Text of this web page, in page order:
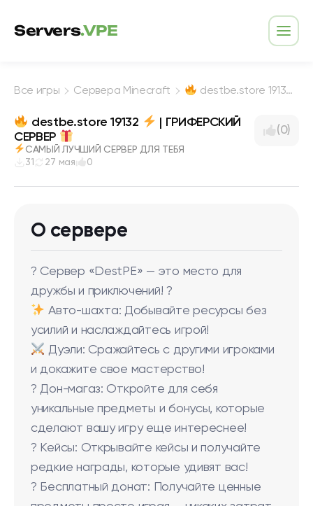
Servers.VPE
Все игры Сервера Minecraft destbe.store 19132
destbe.store 19132
| ГРИФЕРСКИЙ
СЕРВЕР
САМЫЙ ЛУЧШИЙ СЕРВЕР ДЛЯ ТЕБЯ
31
27 мая 0
(0)
О сервере
? Сервер «DestPE» — это место для
дружбы и приключений! ?
Авто-шахта: Добывайте ресурсы без
усилий и наслаждайтесь игрой!
Дуэли: Сражайтесь с другими игроками
и докажите свое мастерство!
? Дон-магаз: Откройте для себя
уникальные предметы и бонусы, которые
сделают вашу игру еще интереснее!
? Кейсы: Открывайте кейсы и получайте
редкие награды, которые удивят вас!
? Бесплатный донат: Получайте ценные